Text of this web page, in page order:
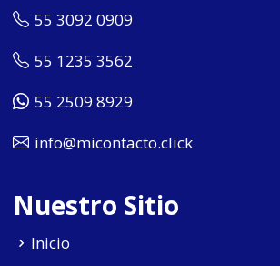
55 3092 0909
55 1235 3562
55 2509 8929
info@micontacto.click
Nuestro Sitio
Inicio